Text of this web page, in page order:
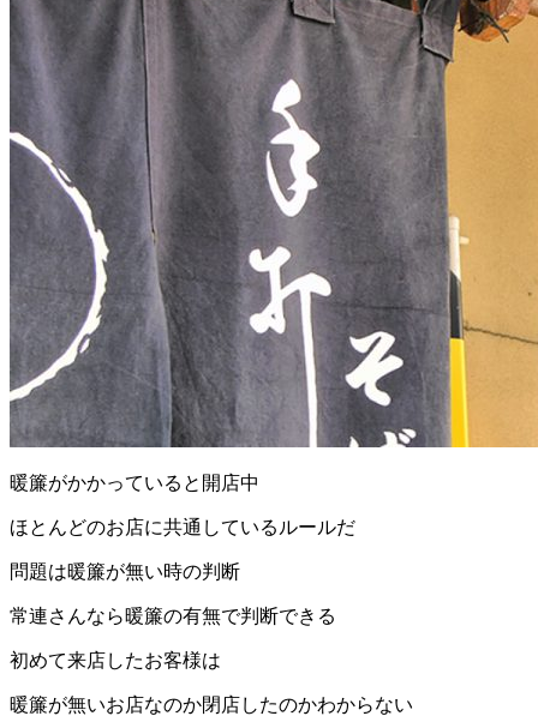
暖簾がかかっていると開店中
ほとんどのお店に共通しているルールだ
問題は暖簾が無い時の判断
常連さんなら暖簾の有無で判断できる
初めて来店したお客様は
暖簾が無いお店なのか閉店したのかわからない